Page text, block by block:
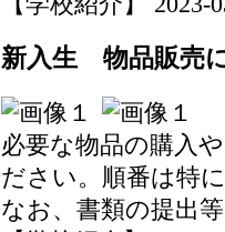
新入生 物品販売
必要な物品の購入
ださい。順番は特
なお、書類の提出